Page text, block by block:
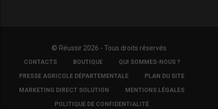
© Réussir 2026 - Tous droits réservés
FOOTER
COPYRIGHT
CONTACTS BOUTIQUE QUI SOMMES-NOUS ?
PRESSE AGRICOLE DÉPARTEMENTALE PLAN DU SITE
MARKETING DIRECT SOLUTION MENTIONS LÉGALES
POLITIQUE DE CONFIDENTIALITÉ